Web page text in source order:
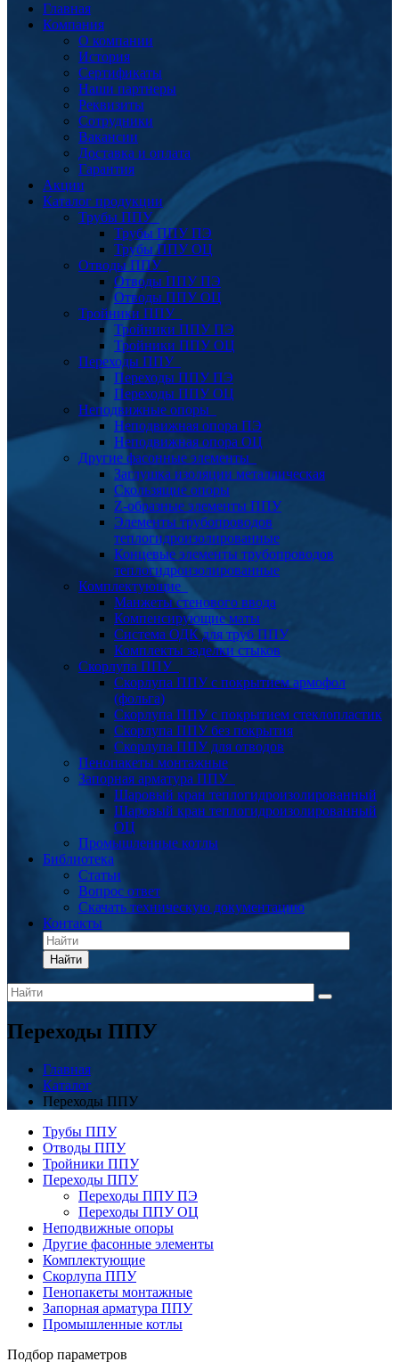
Главная
Компания
О компании
История
Сертификаты
Наши партнеры
Реквизиты
Сотрудники
Вакансии
Доставка и оплата
Гарантия
Акции
Каталог продукции
Трубы ППУ
Трубы ППУ ПЭ
Трубы ППУ ОЦ
Отводы ППУ
Отводы ППУ ПЭ
Отводы ППУ ОЦ
Тройники ППУ
Тройники ППУ ПЭ
Тройники ППУ ОЦ
Переходы ППУ
Переходы ППУ ПЭ
Переходы ППУ ОЦ
Неподвижные опоры
Неподвижная опора ПЭ
Неподвижная опора ОЦ
Другие фасонные элементы
Заглушка изоляции металлическая
Скользящие опоры
Z-образные элементы ППУ
Элементы трубопроводов
теплогидроизолированные
Концевые элементы трубопроводов
теплогидроизолированные
Комплектующие
Манжеты стенового ввода
Компенсирующие маты
Система ОДК для труб ППУ
Комплекты заделки стыков
Скорлупа ППУ
Скорлупа ППУ с покрытием армофол
(фольга)
Скорлупа ППУ с покрытием стеклопластик
Скорлупа ППУ без покрытия
Скорлупа ППУ для отводов
Пенопакеты монтажные
Запорная арматура ППУ
Шаровый кран теплогидроизолированный
Шаровый кран теплогидроизолированный
ОЦ
Промышленные котлы
Библиотека
Статьи
Вопрос ответ
Скачать техническую документацию
Контакты
Найти
Переходы ППУ
Главная
Каталог
Переходы ППУ
Трубы ППУ
Отводы ППУ
Тройники ППУ
Переходы ППУ
Переходы ППУ ПЭ
Переходы ППУ ОЦ
Неподвижные опоры
Другие фасонные элементы
Комплектующие
Скорлупа ППУ
Пенопакеты монтажные
Запорная арматура ППУ
Промышленные котлы
Подбор параметров